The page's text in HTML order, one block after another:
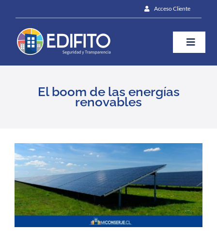
content
Acceso Cliente
Toggle
Blog
Contáctanos
El boom de las energías
renovables
View
Larger